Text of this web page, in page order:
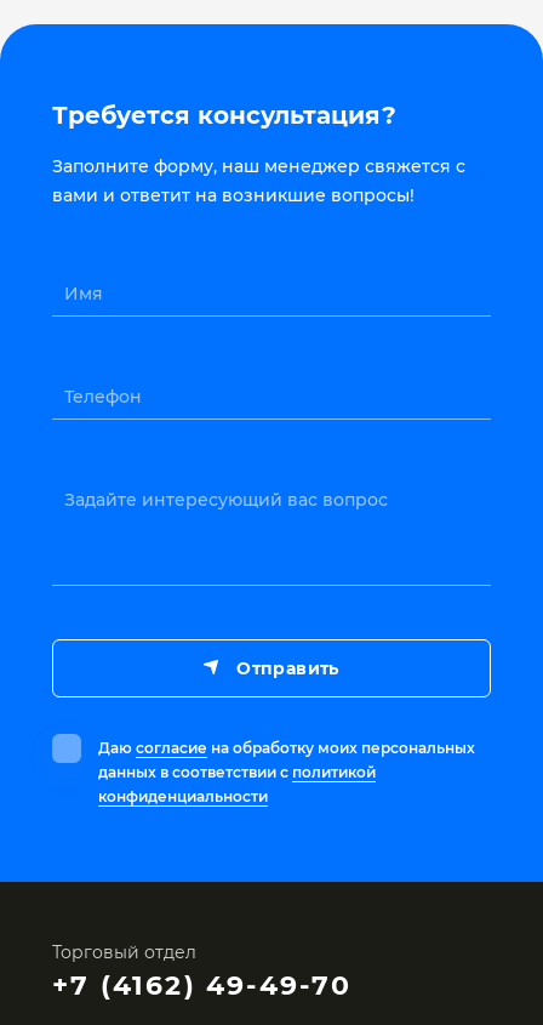
Требуется консультация?
Заполните форму, наш менеджер свяжется с
вами и ответит на возникшие вопросы!
Имя
Телефон
Задайте интересующий вас вопрос
Даю согласие на обработку моих персональных
данных в соответствии с политикой
конфиденциальности
Отправить
Торговый отдел
+7 (4162) 49-49-70